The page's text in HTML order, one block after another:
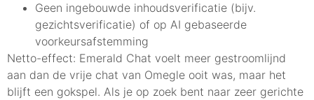
Geen ingebouwde inhoudsverificatie (bijv.
gezichtsverificatie) of op AI gebaseerde
voorkeursafstemming
Netto-effect: Emerald Chat voelt meer gestroomlijnd
aan dan de vrije chat van Omegle ooit was, maar het
blijft een gokspel. Als je op zoek bent naar zeer gerichte